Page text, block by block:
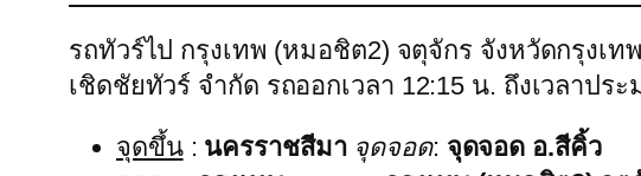
รถทัวร์ไป กรุงเทพ (หมอชิต2) จตุจักร จังหวัดกรุงเ
เชิดชัยทัวร์ จำกัด รถออกเวลา 12:15 น. ถึงเวลาป
จุดขึ้น: นครราชสีมา จุดจอด: จุดจอด อ.สีคิ้ว